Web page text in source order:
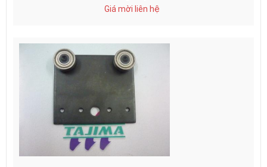
Giá mời liên hệ